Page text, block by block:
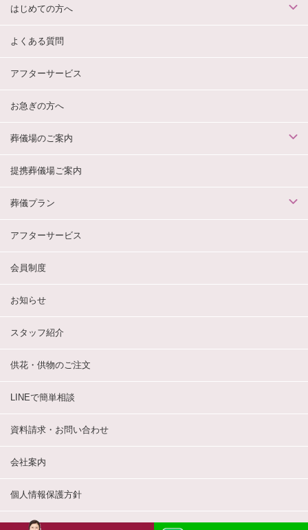
はじめての方へ
よくある質問
アフターサービス
お急ぎの方へ
葬儀場のご案内
提携葬儀場ご案内
葬儀プラン
アフターサービス
会員制度
お知らせ
スタッフ紹介
供花・供物のご注文
LINEで簡単相談
資料請求・お問い合わせ
会社案内
個人情報保護方針